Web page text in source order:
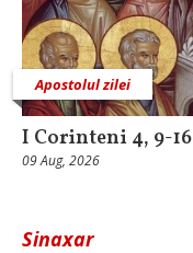
Apostolul zilei
I Corinteni 4, 9-16
09 Aug, 2026
Sinaxar